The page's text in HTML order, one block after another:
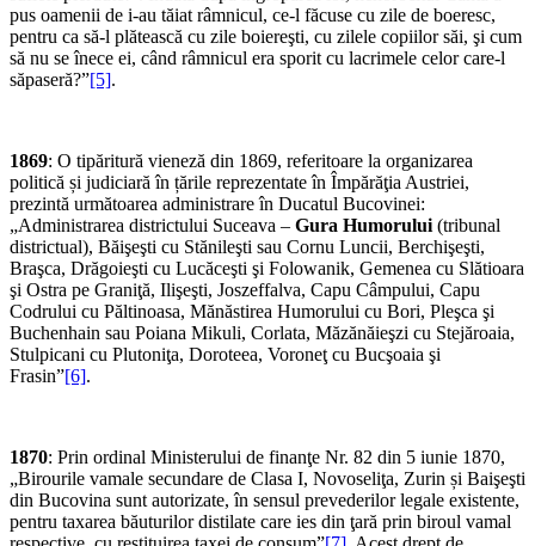
pus oamenii de i-au tăiat râmnicul, ce-l făcuse cu zile de boeresc,
pentru ca să-l plătească cu zile boiereşti, cu zilele copii­lor săi, şi cum
să nu se înece ei, când râmnicul era sporit cu lacrimele celor care-l
să­paseră?”[5].
1869: O tipăritură vieneză din 1869, referitoare la organizarea
politică și judiciară în țările reprezentate în Împărăţia Austriei,
prezintă următoarea administrare în Ducatul Bucovinei:
„Administrarea districtului Suceava – Gura Humorului (tribunal
districtual), Băişeşti cu Stănileşti sau Cornu Luncii, Berchişeşti,
Braşca, Drăgoieşti cu Lucăceşti şi Folowanik, Gemenea cu Slătioara
şi Ostra pe Graniţă, Ilişeşti, Joszeffalva, Capu Câmpului, Capu
Codrului cu Păltinoasa, Mănăstirea Humorului cu Bori, Pleşca şi
Buchenhain sau Poiana Mikuli, Corlata, Măzănăieşzi cu Stejăroaia,
Stulpicani cu Plutoniţa, Doroteea, Voroneţ cu Bucşoaia şi
Frasin”[6].
1870: Prin ordinal Ministerului de finanţe Nr. 82 din 5 iunie 1870,
„Birourile vamale secundare de Clasa I, Novoseliţa, Zurin și Baişeşti
din Bucovina sunt autorizate, în sensul prevederilor legale existente,
pentru taxarea băuturilor distilate care ies din ţară prin biroul vamal